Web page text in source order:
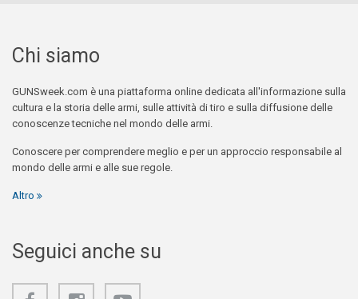
Chi siamo
GUNSweek.com è una piattaforma online dedicata all'informazione sulla
cultura e la storia delle armi, sulle attività di tiro e sulla diffusione delle
conoscenze tecniche nel mondo delle armi.
Conoscere per comprendere meglio e per un approccio responsabile al
mondo delle armi e alle sue regole.
Altro
Seguici anche su